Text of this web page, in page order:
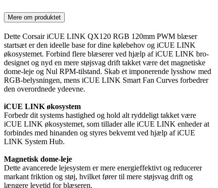
Mere om produktet
Dette Corsair iCUE LINK QX120 RGB 120mm PWM blæser
startsæt er den ideelle base for dine kølebehov og iCUE LINK
økosystemet. Forbind flere blæserer ved hjælp af iCUE LINK bro-
designet og nyd en mere støjsvag drift takket være det magnetiske
dome-leje og Nul RPM-tilstand. Skab et imponerende lysshow med
RGB-belysningen, mens iCUE LINK Smart Fan Curves forbedrer
den overordnede ydeevne.
iCUE LINK økosystem
Forbedr dit systems hastighed og hold alt ryddeligt takket være
iCUE LINK økosystemet, som tillader alle iCUE LINK enheder at
forbindes med hinanden og styres bekvemt ved hjælp af iCUE
LINK System Hub.
Magnetisk dome-leje
Dette avancerede lejesystem er mere energieffektivt og reducerer
markant friktion og støj, hvilket fører til mere støjsvag drift og
længere levetid for blæseren.